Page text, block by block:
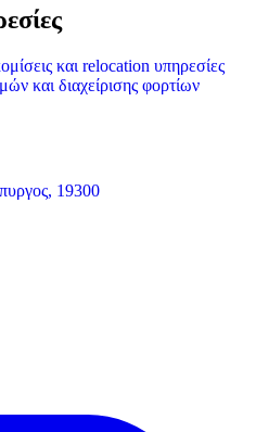
και relocation υπηρεσίες
και διαχείρισης φορτίων
19300